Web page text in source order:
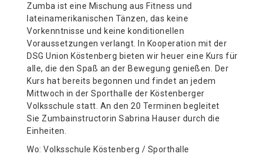
Zumba ist eine Mischung aus Fitness und
lateinamerikanischen Tänzen, das keine
Vorkenntnisse und keine konditionellen
Voraussetzungen verlangt. In Kooperation mit der
DSG Union Köstenberg bieten wir heuer eine Kurs für
alle, die den Spaß an der Bewegung genießen. Der
Kurs hat bereits begonnen und findet an jedem
Mittwoch in der Sporthalle der Köstenberger
Volksschule statt. An den 20 Terminen begleitet
Sie Zumbainstructorin Sabrina Hauser durch die
Einheiten.
Wo: Volksschule Köstenberg / Sporthalle